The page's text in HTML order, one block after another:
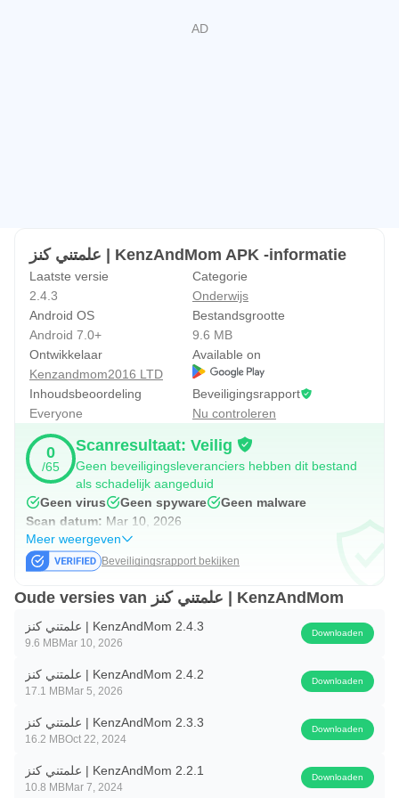
علمتني كنز | KenzAndMom APK -informatie
Laatste versie
2.4.3
Categorie
Onderwijs
Android OS
Android 7.0+
Bestandsgrootte
9.6 MB
Ontwikkelaar
Kenzandmom2016 LTD
Available on
Inhoudsbeoordeling
Everyone
Beveiligingsrapport
Nu controleren
0
/65
Scanresultaat: Veilig
Geen beveiligingsleveranciers hebben dit bestand
als schadelijk aangeduid
Geen virus
Geen spyware
Geen malware
Scan datum: Mar 10, 2026
Meer weergeven
Beveiligingsrapport bekijken
Oude versies van علمتني كنز | KenzAndMom
علمتني كنز | KenzAndMom 2.4.3
9.6 MBMar 10, 2026
Downloaden
علمتني كنز | KenzAndMom 2.4.2
17.1 MBMar 5, 2026
Downloaden
علمتني كنز | KenzAndMom 2.3.3
16.2 MBOct 22, 2024
Downloaden
علمتني كنز | KenzAndMom 2.2.1
10.8 MBMar 7, 2024
Downloaden